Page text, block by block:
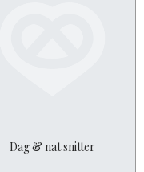
Dag & nat snitter